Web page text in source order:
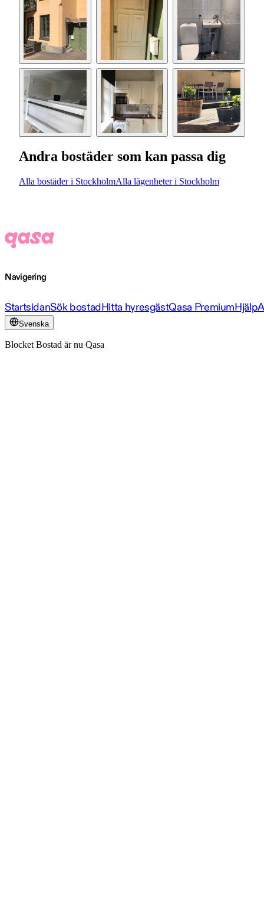
Andra bostäder som kan passa dig
Alla bostäder i StockholmAlla lägenheter i Stockholm
Navigering
StartsidanSök bostadHitta hyresgästQasa PremiumHjälp
Svenska
Blocket Bostad är nu Qasa